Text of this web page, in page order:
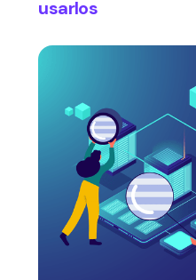
usarlos